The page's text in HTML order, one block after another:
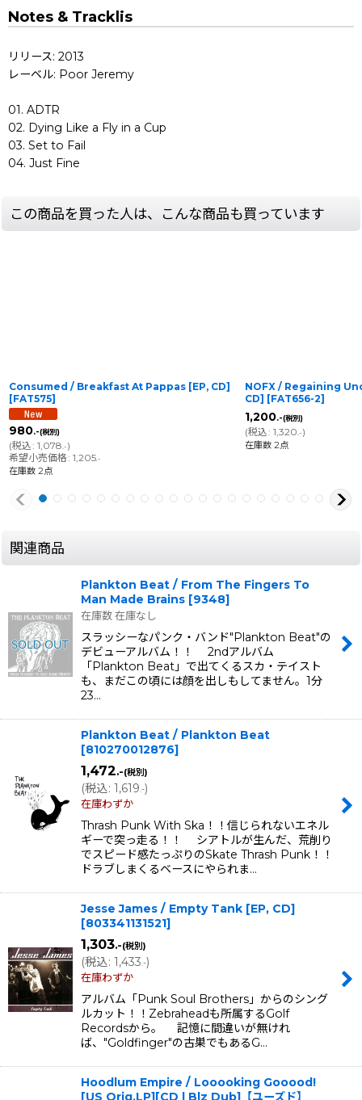
Notes & Tracklis
リリース: 2013
レーベル: Poor Jeremy
01. ADTR
02. Dying Like a Fly in a Cup
03. Set to Fail
04. Just Fine
この商品を買った人は、こんな商品も買っています
Consumed / Breakfast At Pappas [EP, CD]
[FAT575]
980.-(税別)
(税込: 1,078 .-)
希望小売価格: 1,205.-
在庫数 2点
NOFX / Regaining
CD] [FAT656-2]
1,200.-(税別)
(税込: 1,320 .-)
在庫数 2点
関連商品
Plankton Beat / From The Fingers To
Man Made Brains [9348]
在庫数 在庫なし
スラッシーなパンク・バンド"Plankton Beat"の
デビューアルバム！！ 2ndアルバム
「Plankton Beat」で出てくるスカ・テイスト
も、まだこの頃には顔を出しもしてません。1分
23…
Plankton Beat / Plankton Beat
[810270012876]
1,472.-(税別)
(税込: 1,619.-)
在庫わずか
Thrash Punk With Ska！！信じられないエネル
ギーで突っ走る！！ シアトルが生んだ、荒削り
でスピード感たっぷりのSkate Thrash Punk！！
ドラブしまくるベースにやられま…
Jesse James / Empty Tank [EP, CD]
[803341131521]
1,303.-(税別)
(税込: 1,433.-)
在庫わずか
アルバム「Punk Soul Brothers」からのシング
ルカット！！Zebraheadも所属するGolf
Recordsから。 記憶に間違いが無けれ
ば、"Goldfinger"の古巣でもあるG…
Hoodlum Empire / Looooking Gooood!
[US Orig.LP][CD | Blz Dub]【ユーズド】